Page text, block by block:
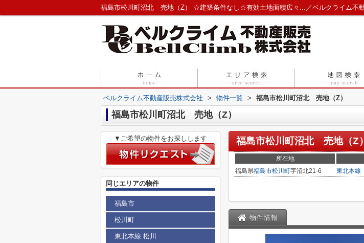
ベルクライム不動産販売株式会社 > 物件一覧 > 福島市松川町沼北 売地（Z）
福島市松川町沼北 売地（Z）
福島市松川町沼北 売地（Z）
所在地
福島県福島市松川町字沼北21-6 東北本線
物件情報
▼ご希望の物件をお探しします
同じエリアの物件
福島市
松川町
東北本線 松川